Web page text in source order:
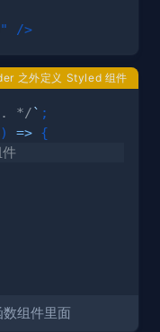
" />
之外定义 Styled 组件
*/` ;
) => {
数组件里面